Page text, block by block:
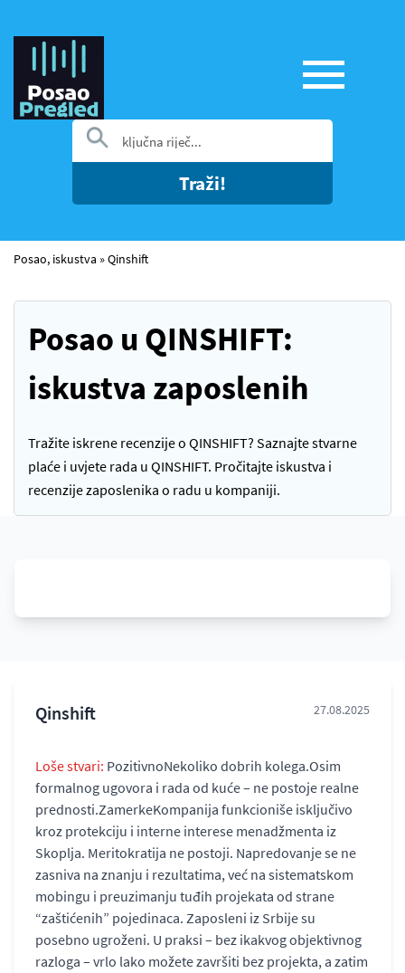
Traži!
Posao, iskustva »Qinshift
Posao u QINSHIFT:
iskustva zaposlenih
Tražite iskrene recenzije o QINSHIFT? Saznajte stvarne
plaće i uvjete rada u QINSHIFT. Pročitajte iskustva i
recenzije zaposlenika o radu u kompaniji.
Qinshift 27.08.2025
Loše stvari: PozitivnoNekoliko dobrih kolega.Osim
formalnog ugovora i rada od kuće – ne postoje realne
prednosti.ZamerkeKompanija funkcioniše isključivo
kroz protekciju i interne interese menadžmenta iz
Skoplja. Meritokratija ne postoji. Napredovanje se ne
zasniva na znanju i rezultatima, već na sistematskom
mobingu i preuzimanju tuđih projekata od strane
“zaštićenih” pojedinaca. Zaposleni iz Srbije su
posebno ugroženi. U praksi – bez ikakvog objektivnog
razloga – vrlo lako možete završiti bez projekta, a zatim